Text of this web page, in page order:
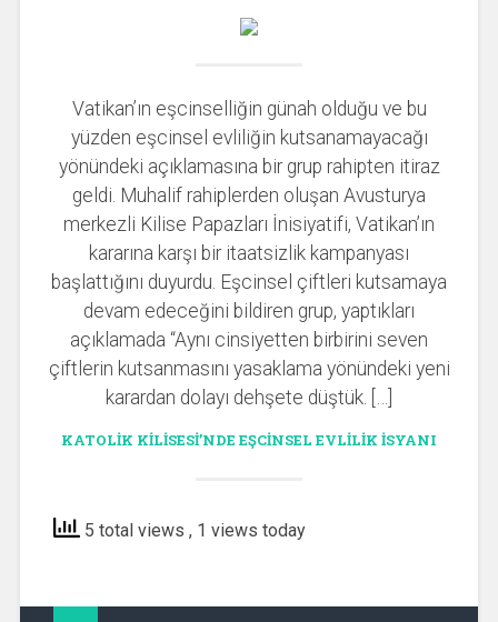
Vatikan’ın eşcinselliğin günah olduğu ve bu
yüzden eşcinsel evliliğin kutsanamayacağı
yönündeki açıklamasına bir grup rahipten itiraz
geldi. Muhalif rahiplerden oluşan Avusturya
merkezli Kilise Papazları İnisiyatifi, Vatikan’ın
kararına karşı bir itaatsizlik kampanyası
başlattığını duyurdu. Eşcinsel çiftleri kutsamaya
devam edeceğini bildiren grup, yaptıkları
açıklamada “Aynı cinsiyetten birbirini seven
çiftlerin kutsanmasını yasaklama yönündeki yeni
karardan dolayı dehşete düştük. […]
KATOLIK KILISESI’NDE EŞCINSEL EVLILIK ISYANI
5 total views , 1 views today